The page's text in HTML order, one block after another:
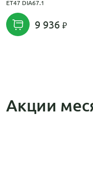
ET47 DIA67.1
9 936
Акции